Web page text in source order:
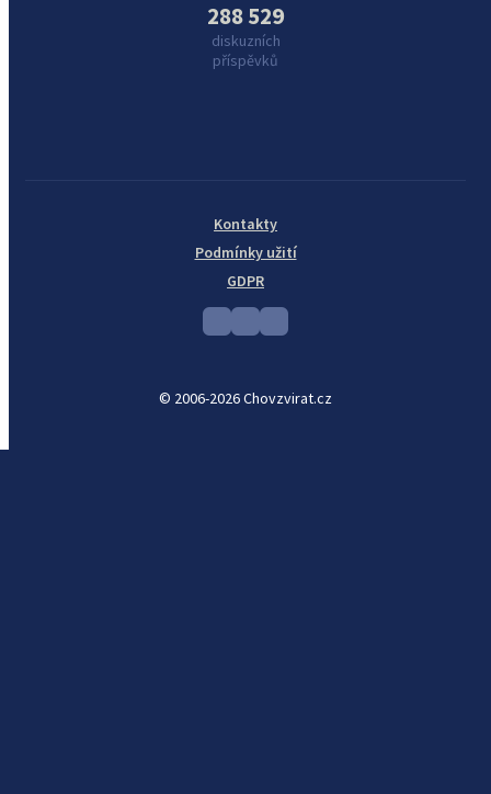
288 529
diskuzních
příspěvků
© 2006-2026 Chovzvirat.cz
Kontakty
Podmínky užití
GDPR